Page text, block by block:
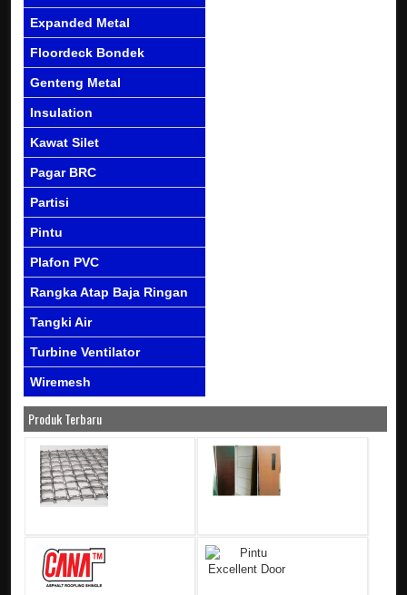
Expanded Metal
Floordeck Bondek
Genteng Metal
Insulation
Kawat Silet
Pagar BRC
Partisi
Pintu
Plafon PVC
Rangka Atap Baja Ringan
Tangki Air
Turbine Ventilator
Wiremesh
Produk Terbaru